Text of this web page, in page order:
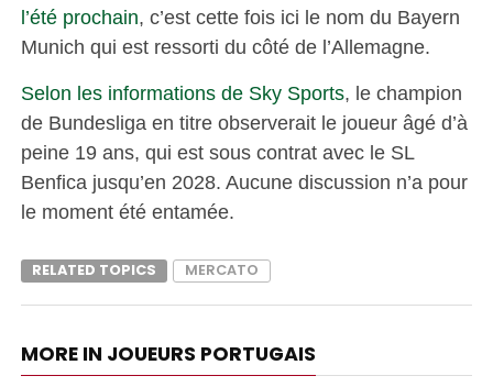
l’été prochain, c’est cette fois ici le nom du Bayern
Munich qui est ressorti du côté de l’Allemagne.
Selon les informations de Sky Sports, le champion
de Bundesliga en titre observerait le joueur âgé d’à
peine 19 ans, qui est sous contrat avec le SL
Benfica jusqu’en 2028. Aucune discussion n’a pour
le moment été entamée.
RELATED TOPICS MERCATO
MORE IN JOUEURS PORTUGAIS